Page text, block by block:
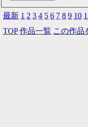
最新 1 2 3 4 5 6 7 8 9 10
TOP 作品一覧 この作品